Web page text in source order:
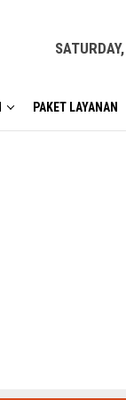
PAKET LAYANAN